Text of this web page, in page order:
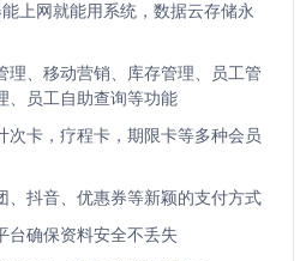
上网就能用系统，数据云存储永
理、移动营销、库存管理、员工管
、员工自助查询等功能
次卡，疗程卡，期限卡等多种会员
、抖音、优惠券等新颖的支付方式
台确保资料安全不丢失